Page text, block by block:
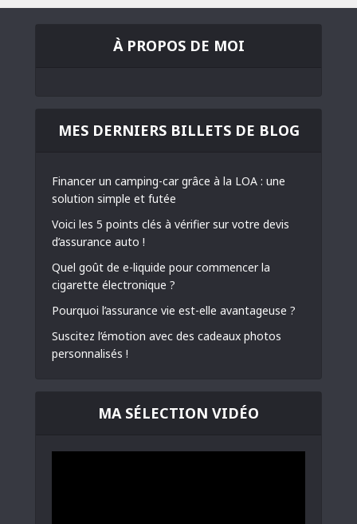
À PROPOS DE MOI
MES DERNIERS BILLETS DE BLOG
Financer un camping-car grâce à la LOA : une
solution simple et futée
Voici les 5 points clés à vérifier sur votre devis
d’assurance auto !
Quel goût de e-liquide pour commencer la
cigarette électronique ?
Pourquoi l’assurance vie est-elle avantageuse ?
Suscitez l’émotion avec des cadeaux photos
personnalisés !
MA SÉLECTION VIDÉO